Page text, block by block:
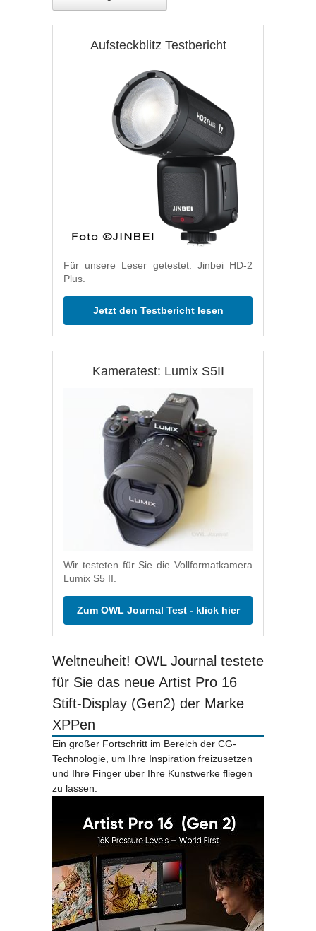
Aufsteckblitz Testbericht
Für unsere Leser getestet: Jinbei HD-2
Plus.
Jetzt den Testbericht lesen
Kameratest: Lumix S5II
Wir testeten für Sie die Vollformatkamera
Lumix S5 II.
Zum OWL Journal Test - klick hier
Weltneuheit! OWL Journal testete
für Sie das neue Artist Pro 16
Stift-Display (Gen2) der Marke
XPPen
Ein großer Fortschritt im Bereich der CG-
Technologie, um Ihre Inspiration freizusetzen
und Ihre Finger über Ihre Kunstwerke fliegen
zu lassen.